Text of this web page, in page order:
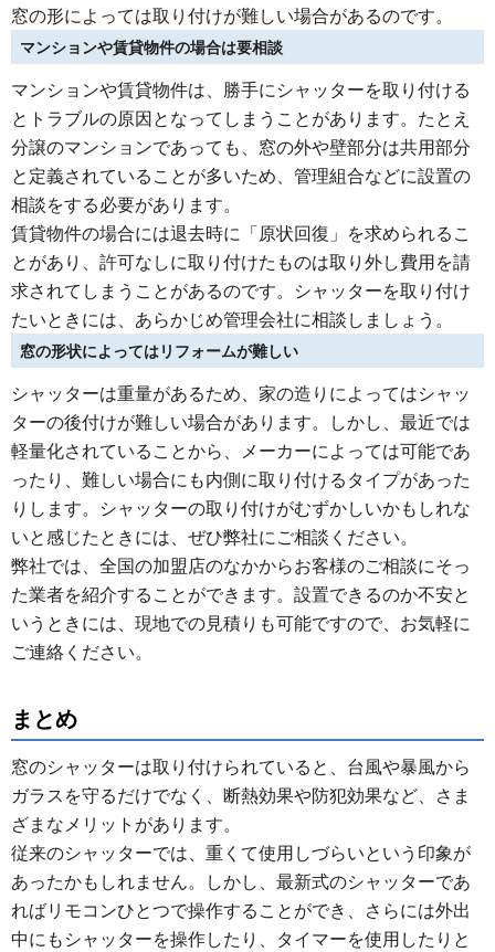
窓の形によっては取り付けが難しい場合があるのです。
マンションや賃貸物件の場合は要相談
マンションや賃貸物件は、勝手にシャッターを取り付ける
とトラブルの原因となってしまうことがあります。たとえ
分譲のマンションであっても、窓の外や壁部分は共用部分
と定義されていることが多いため、管理組合などに設置の
相談をする必要があります。
賃貸物件の場合には退去時に「原状回復」を求められるこ
とがあり、許可なしに取り付けたものは取り外し費用を請
求されてしまうことがあるのです。シャッターを取り付け
たいときには、あらかじめ管理会社に相談しましょう。
窓の形状によってはリフォームが難しい
シャッターは重量があるため、家の造りによってはシャッ
ターの後付けが難しい場合があります。しかし、最近では
軽量化されていることから、メーカーによっては可能であ
ったり、難しい場合にも内側に取り付けるタイプがあった
りします。シャッターの取り付けがむずかしいかもしれな
いと感じたときには、ぜひ弊社にご相談ください。
弊社では、全国の加盟店のなかからお客様のご相談にそっ
た業者を紹介することができます。設置できるのか不安と
いうときには、現地での見積りも可能ですので、お気軽に
ご連絡ください。
まとめ
窓のシャッターは取り付けられていると、台風や暴風から
ガラスを守るだけでなく、断熱効果や防犯効果など、さま
ざまなメリットがあります。
従来のシャッターでは、重くて使用しづらいという印象が
あったかもしれません。しかし、最新式のシャッターであ
ればリモコンひとつで操作することができ、さらには外出
中にもシャッターを操作したり、タイマーを使用したりと